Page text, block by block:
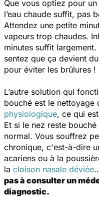
Que vous optiez pour
l’eau chaude suffit, pas
Attendez une petite
vapeurs trop chaudes.
minutes suffit
sentez que ça devient
pour éviter les brûlures !
L’autre solution qui
bouché est le nettoyage
physiologique, ce qui
Et si le nez reste
normal. Vous souffrez
chronique, c'est-à-dire
acariens ou à la
la cloison nasale déviée
pas à consulter un
diagnostic.